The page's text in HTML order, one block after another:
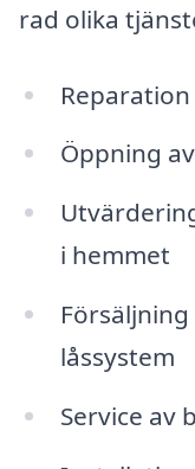
rad olika
Öppning
i hemmet
låssystem
Service av